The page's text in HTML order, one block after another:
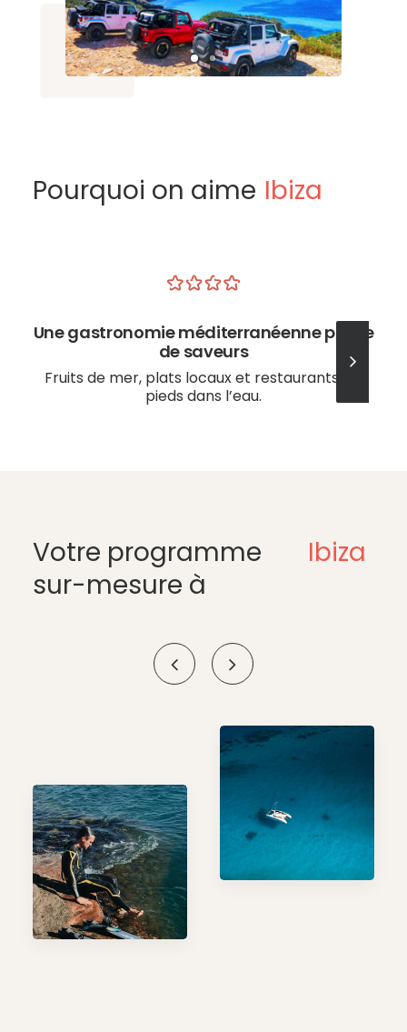
Pourquoi on aime Ibiza
Une gastronomie méditerranéenne pleine
de saveurs
Fruits de mer, plats locaux et restaurants les
pieds dans l’eau.
Votre programme
sur-mesure à
Ibiza